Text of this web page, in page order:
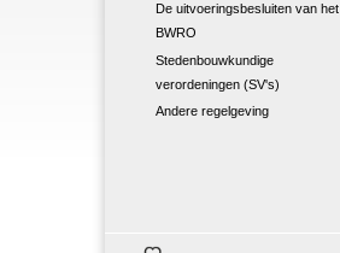
De uitvoeringsbesluiten van het
BWRO
Stedenbouwkundige
verordeningen (SV's)
Andere regelgeving